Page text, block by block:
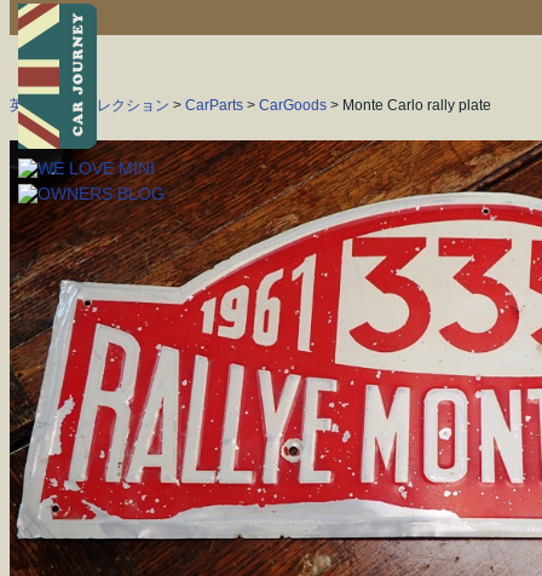
英国よろずコレクション > CarParts > CarGoods > Monte Carlo rally plate